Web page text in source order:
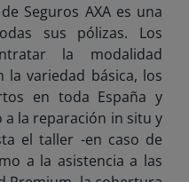
Seguros AXA es una
sus pólizas. Los
la modalidad
la variedad básica, los
en toda España y
la reparación in situ y
el taller -en caso de
a la asistencia a las